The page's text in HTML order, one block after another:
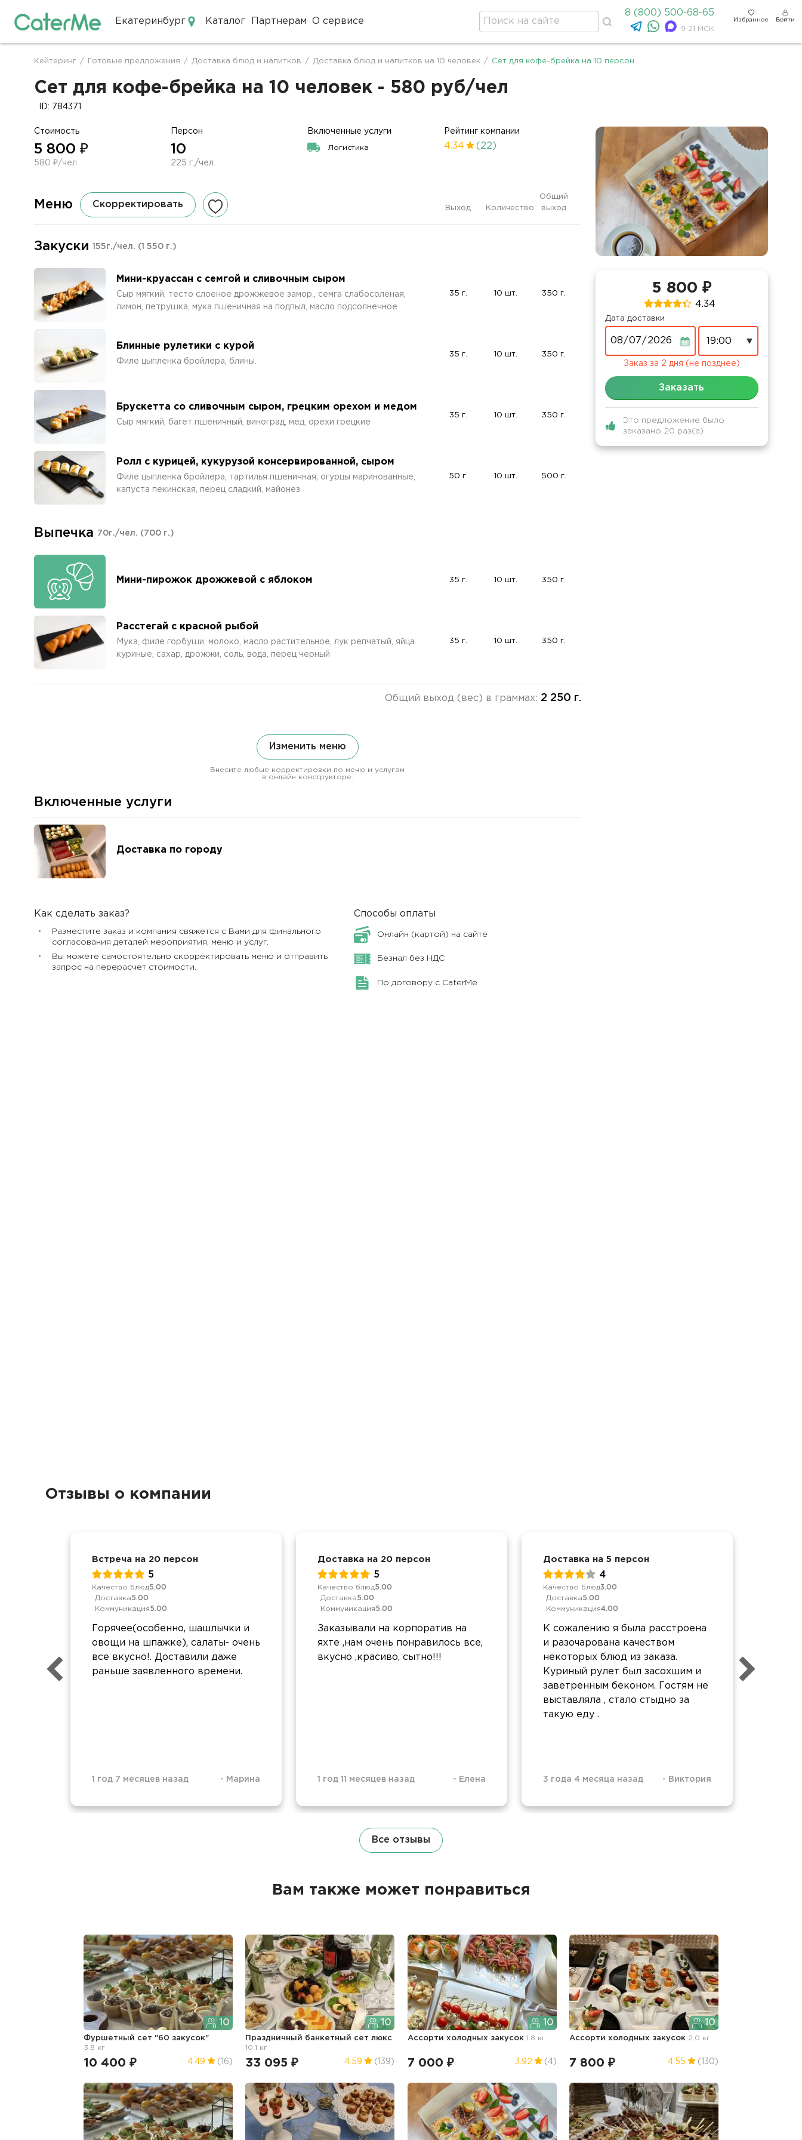
Екатеринбург Каталог Партнерам О сервисе
8 (800) 500-68-65
9-21 МСК
Избранное Войти
Строка
навигации
Кейтеринг / Готовые предложения / Доставка блюд и напитков / Доставка блюд и напитков на 10 человек / Сет для кофе-брейка на 10 персон
Сет для кофе-брейка на 10 человек - 580 руб/чел
ID: 784371
Стоимость
5 800 ₽
580 ₽/чел
Персон
10
225 г./чел.
Включенные услуги
Логистика
Рейтинг компании
4.34 (22)
Меню Скорректировать Выход Количество
Общий
выход
Закуски 155г./чел. (1 550 г.)
Мини-круассан с семгой и сливочным сыром
Сыр мягкий, тесто слоеное дрожжевое замор., семга слабосоленая,
лимон, петрушка, мука пшеничная на подпыл, масло подсолнечное
35 г. 10 шт. 350 г.
Блинные рулетики с курой
Филе цыпленка бройлера, блины.
35 г. 10 шт. 350 г.
Брускетта со сливочным сыром, грецким орехом и медом
Сыр мягкий, багет пшеничный, виноград, мед, орехи грецкие
35 г. 10 шт. 350 г.
Ролл с курицей, кукурузой консервированной, сыром
Филе цыпленка бройлера, тартилья пшеничная, огурцы маринованные,
капуста пекинская, перец сладкий, майонез
50 г. 10 шт. 500 г.
Выпечка 70г./чел. (700 г.)
Мини-пирожок дрожжевой с яблоком 35 г. 10 шт. 350 г.
Расстегай с красной рыбой
Мука, филе горбуши, молоко, масло растительное, лук репчатый, яйца
куриные, сахар, дрожжи, соль, вода, перец черный
35 г. 10 шт. 350 г.
Общий выход (вес) в граммах: 2 250 г.
Изменить меню
Внесите любые корректировки по меню и услугам
в онлайн конструкторе.
Включенные услуги
Доставка по городу
Как сделать заказ?
Разместите заказ и компания свяжется с Вами для финального
согласования деталей мероприятия, меню и услуг.
Вы можете самостоятельно скорректировать меню и отправить
запрос на перерасчет стоимости.
Способы оплаты
Онлайн (картой) на сайте
Безнал без НДС
По договору с CaterMe
5 800 ₽
4.34
Дата доставки
Заказ за 2 дня (не позднее)
Заказать
Это предложение было
заказано 20 раз(а)
Отзывы о компании
Встреча на 20 персон
5
Качество блюд5.00
Доставка5.00
Коммуникация5.00
Горячее(особенно, шашлычки и
овощи на шпажке), салаты- очень
все вкусно!. Доставили даже
раньше заявленного времени.
1 год 7 месяцев назад - Марина
Доставка на 20 персон
5
Качество блюд5.00
Доставка5.00
Коммуникация5.00
Заказывали на корпоратив на
яхте ,нам очень понравилось все,
вкусно ,красиво, сытно!!!
1 год 11 месяцев назад - Елена
Доставка на 5 персон
4
Качество блюд3.00
Доставка5.00
Коммуникация4.00
К сожалению я была расстроена
и разочарована качеством
некоторых блюд из заказа.
Куриный рулет был засохшим и
заветренным беконом. Гостям не
выставляла , стало стыдно за
такую еду .
3 года 4 месяца назад - Виктория
Все отзывы
Вам также может понравиться
10
Фуршетный сет "60 закусок"
3.8 кг
10 400 ₽ 4.49 (16)
10
Праздничный банкетный сет люкс
10.1 кг
33 095 ₽ 4.59 (139)
10
Ассорти холодных закусок 1.8 кг
7 000 ₽ 3.92 (4)
10
Ассорти холодных закусок 2.0 кг
7 800 ₽ 4.55 (130)